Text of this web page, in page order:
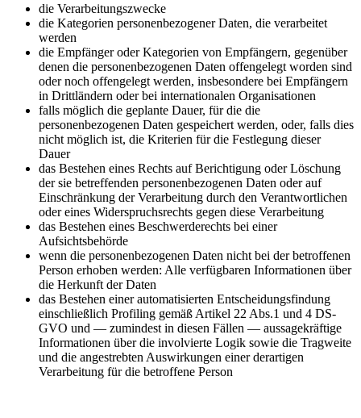
die Verarbeitungszwecke
die Kategorien personenbezogener Daten, die verarbeitet
werden
die Empfänger oder Kategorien von Empfängern, gegenüber
denen die personenbezogenen Daten offengelegt worden sind
oder noch offengelegt werden, insbesondere bei Empfängern
in Drittländern oder bei internationalen Organisationen
falls möglich die geplante Dauer, für die die
personenbezogenen Daten gespeichert werden, oder, falls dies
nicht möglich ist, die Kriterien für die Festlegung dieser
Dauer
das Bestehen eines Rechts auf Berichtigung oder Löschung
der sie betreffenden personenbezogenen Daten oder auf
Einschränkung der Verarbeitung durch den Verantwortlichen
oder eines Widerspruchsrechts gegen diese Verarbeitung
das Bestehen eines Beschwerderechts bei einer
Aufsichtsbehörde
wenn die personenbezogenen Daten nicht bei der betroffenen
Person erhoben werden: Alle verfügbaren Informationen über
die Herkunft der Daten
das Bestehen einer automatisierten Entscheidungsfindung
einschließlich Profiling gemäß Artikel 22 Abs.1 und 4 DS-
GVO und — zumindest in diesen Fällen — aussagekräftige
Informationen über die involvierte Logik sowie die Tragweite
und die angestrebten Auswirkungen einer derartigen
Verarbeitung für die betroffene Person